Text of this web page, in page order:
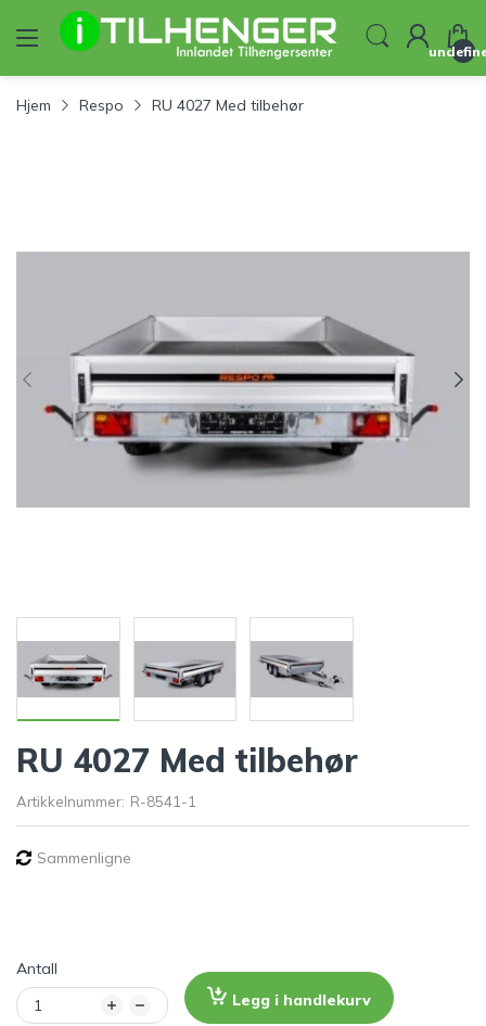
Hjem Respo RU 4027 Med tilbehør
RU 4027 Med tilbehør
Artikkelnummer: R-8541-1
Sammenligne
Antall
Legg i handlekurv